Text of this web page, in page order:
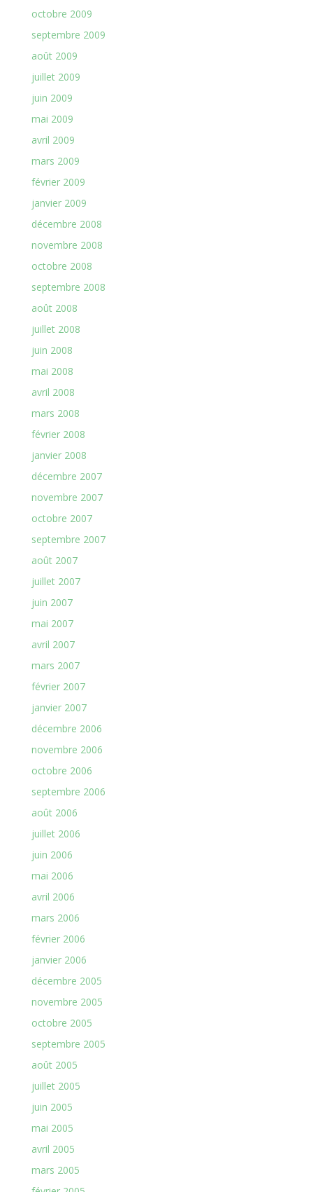
octobre 2009
septembre 2009
août 2009
juillet 2009
juin 2009
mai 2009
avril 2009
mars 2009
février 2009
janvier 2009
décembre 2008
novembre 2008
octobre 2008
septembre 2008
août 2008
juillet 2008
juin 2008
mai 2008
avril 2008
mars 2008
février 2008
janvier 2008
décembre 2007
novembre 2007
octobre 2007
septembre 2007
août 2007
juillet 2007
juin 2007
mai 2007
avril 2007
mars 2007
février 2007
janvier 2007
décembre 2006
novembre 2006
octobre 2006
septembre 2006
août 2006
juillet 2006
juin 2006
mai 2006
avril 2006
mars 2006
février 2006
janvier 2006
décembre 2005
novembre 2005
octobre 2005
septembre 2005
août 2005
juillet 2005
juin 2005
mai 2005
avril 2005
mars 2005